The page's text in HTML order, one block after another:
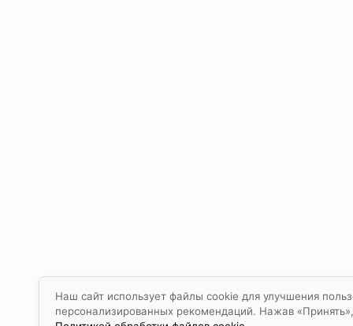
Наш сайт использует файлы cookie для улучшения
персонализированных рекомендаций. Нажав